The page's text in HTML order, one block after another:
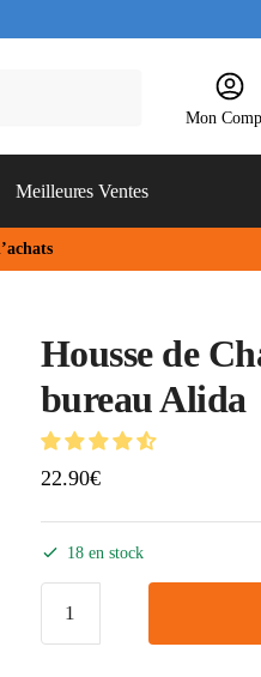
Mon
Meilleures Ventes
Housse de
bureau Alida
22.90€
18 en stock